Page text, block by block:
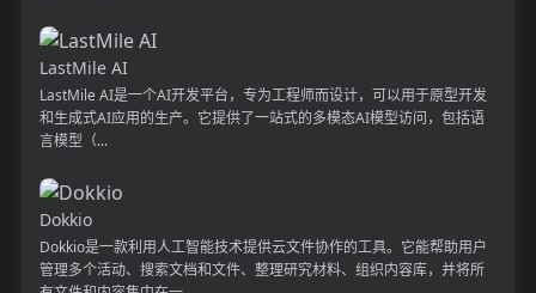
LastMile AI
LastMile AI是一个AI开发平台，专为工程师而设计，可以用于原型开发
和生成式AI应用的生产。它提供了一站式的多模态AI模型访问，包括语
言模型（...
Dokkio
Dokkio是一款利用人工智能技术提供云文件协作的工具。它能帮助用户
管理多个活动、搜索文档和文件、整理研究材料、组织内容库，并将所